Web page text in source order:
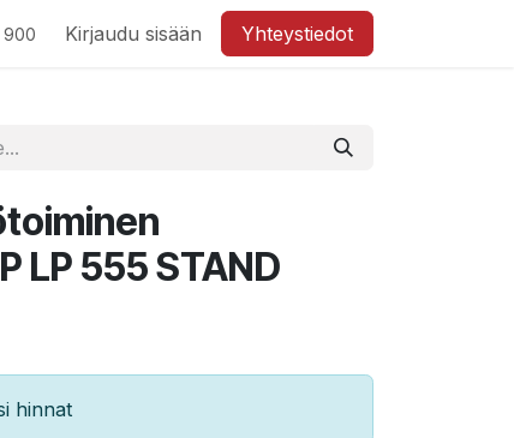
900 Kirjaudu sisään Yhteystiedot
LP 555 STAND
hinnat